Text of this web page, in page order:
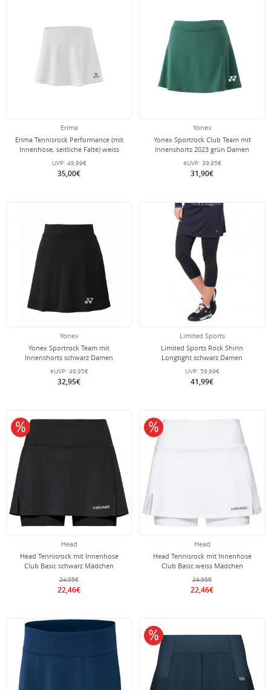
Erima
Erima Tennisrock Performance (mit
Innenhose, seitliche Falte) weiss
Damen
UVP: 49,99€
35,00€
Yonex
Yonex Sportrock Club Team mit
Innenshorts 2023 grün Damen
eUVP: 39,95€
31,90€
Yonex
Yonex Sportrock Team mit
Innenshorts schwarz Damen
eUVP: 49,95€
32,95€
Limited Sports
Limited Sports Rock Shirin
Longtight schwarz Damen
UVP: 59,99€
41,99€
Head
Head Tennisrock mit Innenhose
Club Basic schwarz Mädchen
24,95€
22,46€
10% reduziert
Head
Head Tennisrock mit Innenhose
Club Basic weiss Mädchen
24,95€
22,46€
10% reduziert
10% reduziert